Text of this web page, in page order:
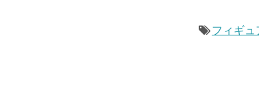
フィギュ